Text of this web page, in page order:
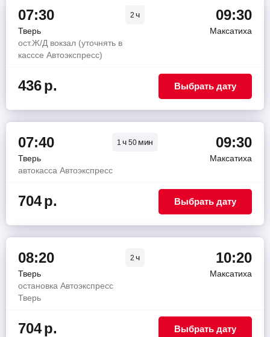
07:30 2ч 09:30
Тверь
Максатиха
ост.Ж/Д вокзал (уточнять в
касссе Автоэкспресс)
436р. Выбрать дату
07:40 1ч 50 мин 09:30
Тверь
Максатиха
автокасса Автоэкспресс
704р. Выбрать дату
08:20 2ч 10:20
Тверь
Максатиха
остановка Автоэкспресс
Тверь
704р. Выбрать дату